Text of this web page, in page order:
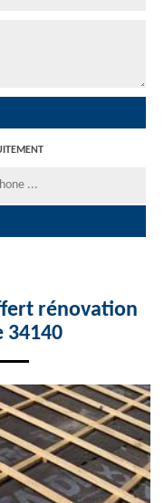
rénovation
34140